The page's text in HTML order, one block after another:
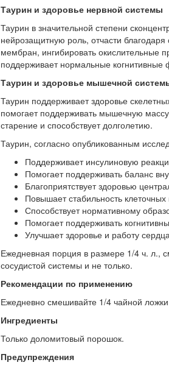
Таурин и здоровье нервной системы
Таурин в значительной степени
нейрозащитную роль, отчасти
мембран, ингибировать окислительные
поддерживает нормальные когнитивные
Таурин и здоровье мышечной
Таурин поддерживает здоровье
помогает поддерживать мышечную
старение и способствует долголетию.
Таурин, согласно опубликованным
Поддерживает инсулиновую
Помогает поддерживать баланс
Благоприятствует здоровью
Повышает стабильность
Способствует нормативному
Помогает поддерживать
Улучшает здоровье и работу
Ежедневная порция в размере 1/4 ч. л.,
сосудистой системы и не только.
Рекомендации по применению
Ежедневно смешивайте 1/4 чайной
Ингредиенты
Только доломитовый порошок.
Предупреждения